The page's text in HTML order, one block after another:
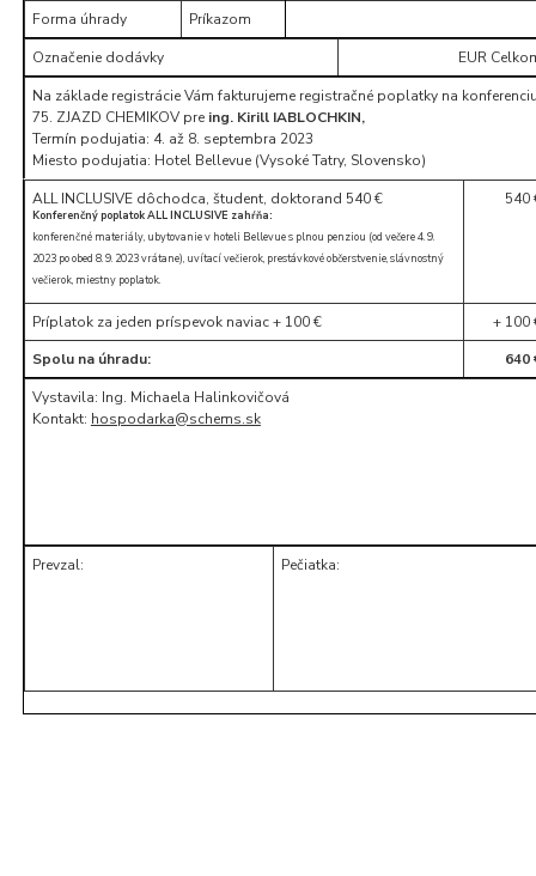
Forma úhrady
Príkazom
Označenie dodávky
EUR
Na základe registrácie Vám fakturujeme registračné poplatky na
75. ZJAZD CHEMIKOV pre ing. Kirill IABLOCHKIN,
Termín podujatia: 4. až 8. septembra 2023
Miesto podujatia: Hotel Bellevue (Vysoké Tatry, Slovensko)
ALL INCLUSIVE dôchodca, študent, doktorand 540 €
Konferenčný poplatok ALL INCLUSIVE zahŕňa:
konferenčné materiály, ubytovanie v hoteli Bellevue s plnou penziou (od večere 4. 9.
2023 po obed 8. 9. 2023 vrátane), uvítací večierok, prestávkové občerstvenie, slávnostný
večierok, miestny poplatok.
540
Príplatok za jeden príspevok naviac + 100 €
+ 100
Spolu na úhradu:
640
Vystavila: Ing. Michaela Halinkovičová
Kontakt: hospodarka@schems.sk
Prevzal: Pečiatka: